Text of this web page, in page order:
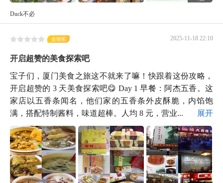
Duck不必
2025-11-18 22:10
金骆驼
开启超赞的美食探索吧
宝子们，厦门美食之旅这不就来了嘛！快跟着这份攻略，
开启超赞的 3 天美食探索吧😋 Day 1 早餐：阿杰五香。这
家店以五香条闻名，他们家的五香条外皮酥脆，内馅饱
满，搭配特制酱料，味道超棒。人均 8 元，营业...
展开